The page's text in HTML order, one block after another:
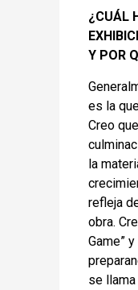
¿CUÁL
Y POR
es la
Creo
la
refleja
obra.
Game”
se llama